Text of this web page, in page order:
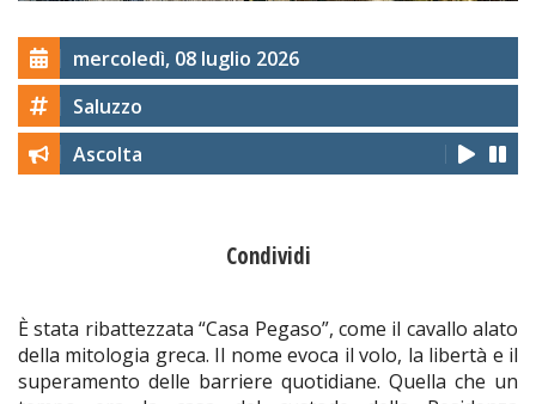
mercoledì, 08 luglio 2026
Saluzzo
Ascolta
Condividi
È stata ribattezzata “Casa Pegaso”, come il cavallo alato
della mitologia greca. Il nome evoca il volo, la libertà e il
superamento delle barriere quotidiane. Quella che un